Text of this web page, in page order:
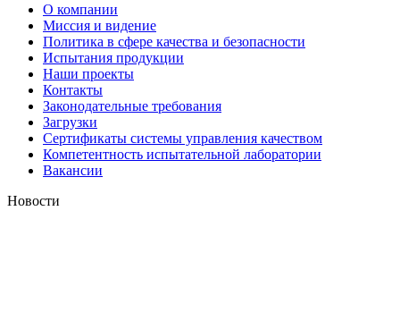
О компании
Миссия и видение
Политика в сфере качества и безопасности
Испытания продукции
Наши проекты
Контакты
Законодательные требования
Загрузки
Сертификаты системы управления качеством
Компетентность испытательной лаборатории
Вакансии
Новости